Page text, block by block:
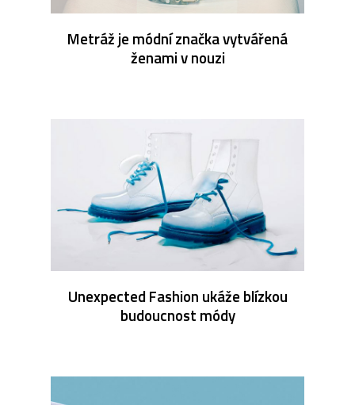
Metráž je módní značka vytvářená
ženami v nouzi
Unexpected Fashion ukáže blízkou
budoucnost módy